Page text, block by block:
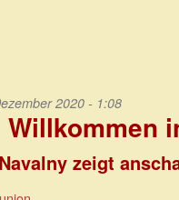
2020 - 1:08
Willkommen
zeigt